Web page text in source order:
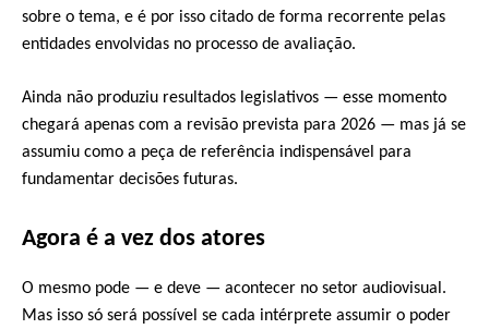
sobre o tema, e é por isso citado de forma recorrente pelas
entidades envolvidas no processo de avaliação.
Ainda não produziu resultados legislativos — esse momento
chegará apenas com a revisão prevista para 2026 — mas já se
assumiu como a peça de referência indispensável para
fundamentar decisões futuras.
Agora é a vez dos atores
O mesmo pode — e deve — acontecer no setor audiovisual.
Mas isso só será possível se cada intérprete assumir o poder